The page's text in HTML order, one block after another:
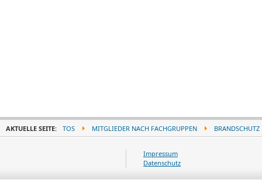
AKTUELLE SEITE: TOS MITGLIEDER NACH FACHGRUPPEN BRANDSCHUTZ
Impressum
Datenschutz